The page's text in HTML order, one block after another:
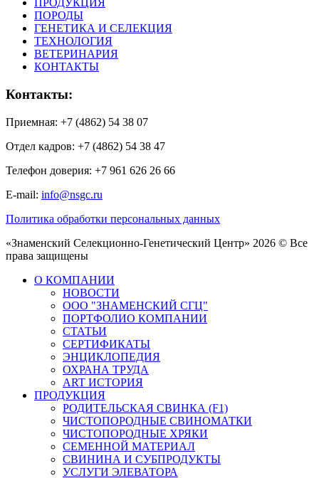
ПРОДУКЦИЯ
ПОРОДЫ
ГЕНЕТИКА И СЕЛЕКЦИЯ
ТЕХНОЛОГИЯ
ВЕТЕРИНАРИЯ
КОНТАКТЫ
Контакты:
Приемная: +7 (4862) 54 38 07
Отдел кадров: +7 (4862) 54 38 47
Телефон доверия: +7 961 626 26 66
E-mail: info@nsgc.ru
Политика обработки персональных данных
«Знаменский Селекционно-Генетический Центр» 2026 © Все
права защищены
О КОМПАНИИ
НОВОСТИ
ООО "ЗНАМЕНСКИЙ СГЦ"
ПОРТФОЛИО КОМПАНИИ
СТАТЬИ
СЕРТИФИКАТЫ
ЭНЦИКЛОПЕДИЯ
ОХРАНА ТРУДА
ART ИСТОРИЯ
ПРОДУКЦИЯ
РОДИТЕЛЬСКАЯ СВИНКА (F1)
ЧИСТОПОРОДНЫЕ СВИНОМАТКИ
ЧИСТОПОРОДНЫЕ ХРЯКИ
СЕМЕННОЙ МАТЕРИАЛ
СВИНИНА И СУБПРОДУКТЫ
УСЛУГИ ЭЛЕВАТОРА